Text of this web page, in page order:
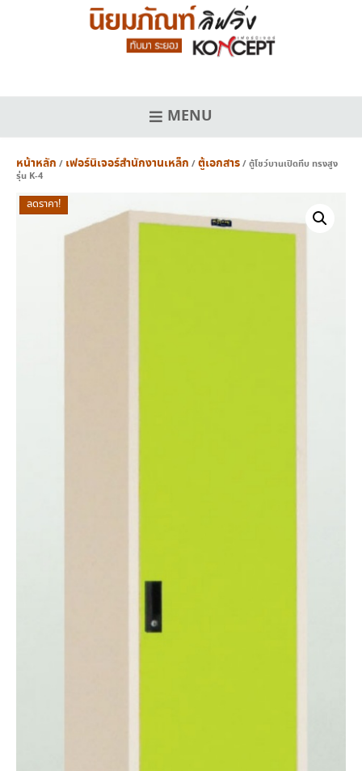
MENU
หน้าหลัก / เฟอร์นิเจอร์สำนักงานเหล็ก /ตู้เอกสาร/ ตู้โชว์บานเปิดทึบ ทรงสูง
รุ่น K-4
ลดราคา!